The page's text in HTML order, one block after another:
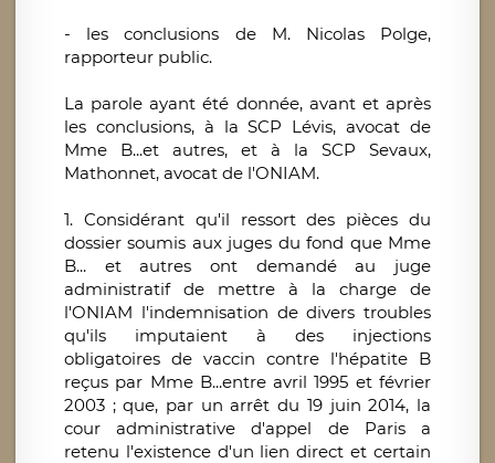
- les conclusions de M. Nicolas Polge,
rapporteur public.
La parole ayant été donnée, avant et après
les conclusions, à la SCP Lévis, avocat de
Mme B...et autres, et à la SCP Sevaux,
Mathonnet, avocat de l'ONIAM.
1. Considérant qu'il ressort des pièces du
dossier soumis aux juges du fond que Mme
B... et autres ont demandé au juge
administratif de mettre à la charge de
l'ONIAM l'indemnisation de divers troubles
qu'ils imputaient à des injections
obligatoires de vaccin contre l'hépatite B
reçus par Mme B...entre avril 1995 et février
2003 ; que, par un arrêt du 19 juin 2014, la
cour administrative d'appel de Paris a
retenu l'existence d'un lien direct et certain